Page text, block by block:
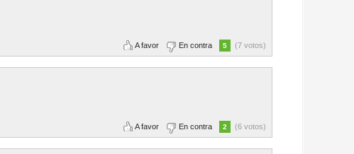
A favor En contra 5 (7 votos)
A favor En contra 2 (6 votos)